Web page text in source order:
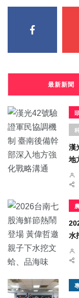
最新新聞
漢
地
水